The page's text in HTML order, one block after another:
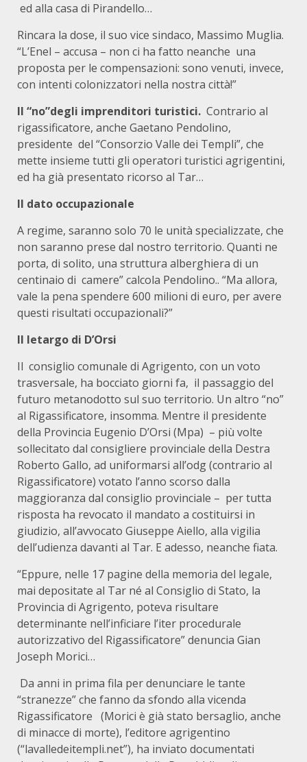
ed alla casa di Pirandello…
Rincara la dose, il suo vice sindaco, Massimo Muglia.
“L’Enel – accusa – non ci ha fatto neanche una
proposta per le compensazioni: sono venuti, invece,
con intenti colonizzatori nella nostra città!”
Il “no”degli imprenditori turistici. Contrario al
rigassificatore, anche Gaetano Pendolino,
presidente del “Consorzio Valle dei Templi”, che
mette insieme tutti gli operatori turistici agrigentini,
ed ha già presentato ricorso al Tar…
Il dato occupazionale
A regime, saranno solo 70 le unità specializzate, che
non saranno prese dal nostro territorio. Quanti ne
porta, di solito, una struttura alberghiera di un
centinaio di camere” calcola Pendolino.. “Ma allora,
vale la pena spendere 600 milioni di euro, per avere
questi risultati occupazionali?”
Il letargo di D’Orsi
Il consiglio comunale di Agrigento, con un voto
trasversale, ha bocciato giorni fa, il passaggio del
futuro metanodotto sul suo territorio. Un altro “no”
al Rigassificatore, insomma. Mentre il presidente
della Provincia Eugenio D’Orsi (Mpa) – più volte
sollecitato dal consigliere provinciale della Destra
Roberto Gallo, ad uniformarsi all’odg (contrario al
Rigassificatore) votato l’anno scorso dalla
maggioranza dal consiglio provinciale – per tutta
risposta ha revocato il mandato a costituirsi in
giudizio, all’avvocato Giuseppe Aiello, alla vigilia
dell’udienza davanti al Tar. E adesso, neanche fiata.
“Eppure, nelle 17 pagine della memoria del legale,
mai depositate al Tar né al Consiglio di Stato, la
Provincia di Agrigento, poteva risultare
determinante nell’inficiare l’iter procedurale
autorizzativo del Rigassificatore” denuncia Gian
Joseph Morici…
Da anni in prima fila per denunciare le tante
“stranezze” che fanno da sfondo alla vicenda
Rigassificatore (Morici è già stato bersaglio, anche
di minacce di morte), l’editore agrigentino
(“lavalledeitempli.net”), ha inviato documentati